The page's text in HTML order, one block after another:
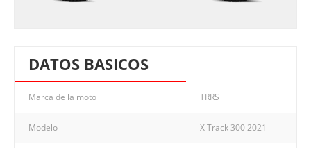
DATOS BASICOS
Marca de la moto TRRS
Modelo X Track 300 2021